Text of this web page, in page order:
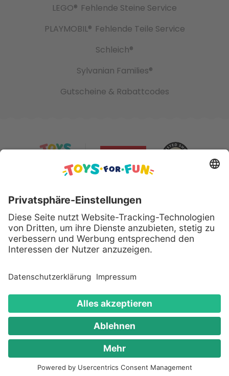
LEGO® Fehlende Steine Service
PLAYMOBIL® Fehlende Teile Service
Schleich®
Sylvanian Families®
Gutscheine & Rabattcodes
Sicher bezahlen mit:
Alle genannten Produkte und Logos sind eingetragene
Warenzeichen der jeweiligen Hersteller.
Copyright © 2008 - 2026 Toys for Fun GmbH - Alle
Rechte vorbehalten